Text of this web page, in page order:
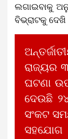
ଲଗାଇବାକୁ
ବିଭ୍ରାଟକୁ
ରାଜ୍ୟର
ଘଟଣା
ଦେଉଛି
ସଂକଟ